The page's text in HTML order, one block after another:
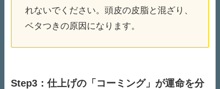
れないでください。頭皮の皮脂と混ざり、
ベタつきの原因になります。
Step3：仕上げの「コーミング」が運命を分